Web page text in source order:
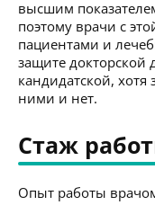
высшим
поэтому врачи с
пациентами и
защите докторской
кандидатской,
ними и нет.
Стаж
Опыт работы